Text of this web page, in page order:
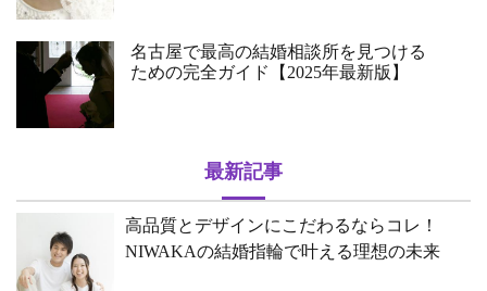
名古屋で最高の結婚相談所を見つける
ための完全ガイド【2025年最新版】
最新記事
高品質とデザインにこだわるならコレ！
NIWAKAの結婚指輪で叶える理想の未来